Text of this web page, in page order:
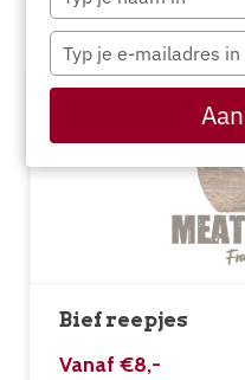
Rundvlees
Bief reepjes
Vanaf €8,-
je
naam
Typ
je
e-
in